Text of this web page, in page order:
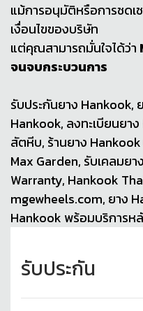
แม้การอนุมัติหรือการชดเ
เงื่อนไขของบริษัท
แต่คุณสามารถมั่นใจได้ว่า
จนจบกระบวนการ
รับประกันยาง Hankook,
Hankook, ลงทะเบียนยา
สัตหีบ, ร้านยาง
Max Garden, รับเคลมย
Warranty, Hankook
mgewheels.com, ยาง
Hankook พร้อมบริการห
รับประกัน